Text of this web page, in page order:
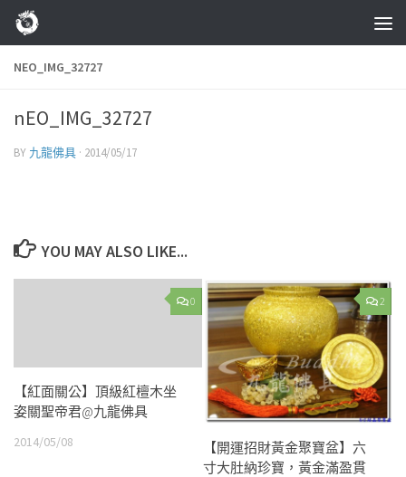
Skip to content
NEO_IMG_32727
nEO_IMG_32727
BY 九龍佛具 · 2014/05/17
YOU MAY ALSO LIKE...
0
【紅面關公】頂級紅檀木坐
姿關聖帝君@九龍佛具
2014/05/08
2
【開運招財黃金聚寶盆】六
寸大肚納珍寶，黃金滿盈貫